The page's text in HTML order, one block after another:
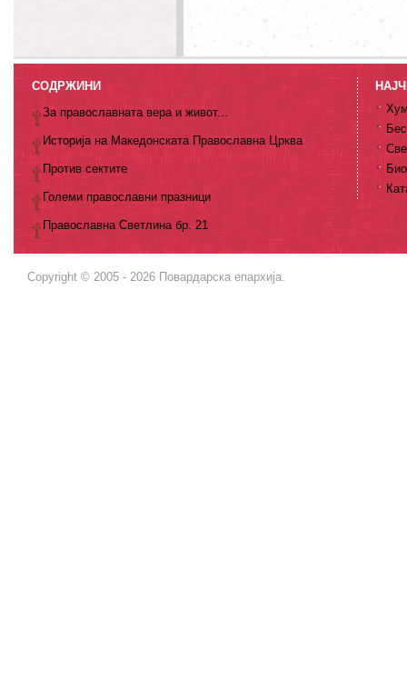
СОДРЖИНИ
За православната вера и живот...
Историја на Македонската Православна Црква
Против сектите
Големи православни празници
Православна Светлина бр. 21
Copyright © 2005 - 2026 Повардарска епархија.